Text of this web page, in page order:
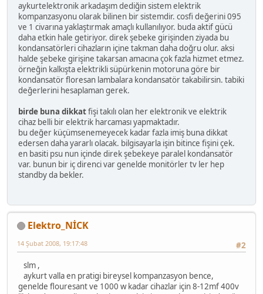
aykurtelektronik arkadaşım dediğin sistem elektrik
kompanzasyonu olarak bilinen bir sistemdir. cosfi değerini 095
ve 1 civarına yaklaştırmak amaçlı kullanılıyor. buda aktif gücü
daha etkin hale getiriyor. direk şebeke girişinden ziyada bu
kondansatörleri cihazların içine takman daha doğru olur. aksi
halde şebeke girişine takarsan amacına çok fazla hizmet etmez.
örneğin kalkışta elektrikli süpürkenin motoruna göre bir
kondansatör floresan lambalara kondansatör takabilirsin. tabiki
değerlerini hesaplaman gerek.
birde buna dikkatfişi takılı olan her elektronik ve elektrik
cihaz belli bir elektrik harcaması yapmaktadır.
bu değer küçümsenemeyecek kadar fazla imiş buna dikkat
edersen daha yararlı olacak. bilgisayarla işin bitince fişini çek.
en basiti psu nun içinde direk şebekeye paralel kondansatör
var. bunun bir iç direnci var genelde monitörler tv ler hep
standby da bekler.
Elektro_NİCK
#2
14 Şubat 2008, 19:17:48
slm ,
aykurt valla en pratigi bireysel kompanzasyon bence,
genelde flouresant ve 1000 w kadar cihazlar için 8-12mf 400v